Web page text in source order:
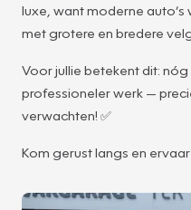
luxe, want moderne
met grotere en bredere
Voor jullie betekent dit:
professioneler werk —
verwachten! ✅
Kom gerust langs en